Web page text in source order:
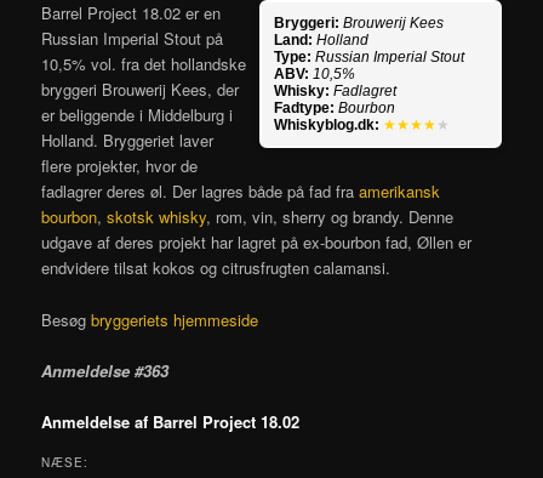
Bryggeri: Brouwerij Kees
Land: Holland
Type: Russian Imperial Stout
ABV: 10,5%
Whisky: Fadlagret
Fadtype: Bourbon
Whiskyblog.dk: ★★★★ ★
Barrel Project 18.02 er en
Russian Imperial Stout på
10,5% vol. fra det hollandske
bryggeri Brouwerij Kees, der
er beliggende i Middelburg i
Holland. Bryggeriet laver
flere projekter, hvor de
fadlagrer deres øl. Der lagres både på fad fraamerikansk
bourbon,skotsk whisky, rom, vin, sherry og brandy. Denne
udgave af deres projekt har lagret på ex-bourbon fad, Øllen er
endvidere tilsat kokos og citrusfrugten calamansi.
Besøgbryggeriets hjemmeside
Anmeldelse #363
Anmeldelse af Barrel Project 18.02
NÆSE: